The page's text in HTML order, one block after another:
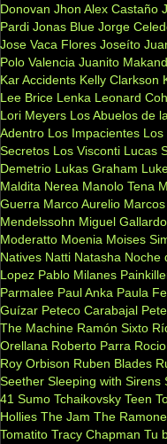
Donovan Jhon Alex Castaño
Pardi Jonas Blue Jorge
Jose Vaca Flores Joseíto
Polo Valencia Juanito
Kar Accidents Kelly Clarkson
Lee Brice Lenka Leonard
Lori Meyers Los Abuelos de
Adentro Los Impacientes Los
Secretos Los Visconti Lucas
Demetrio Lukas Graham
Maldita Nerea Manolo Tena
Guerra Marco Aurelio
Mendelssohn Miguel Gallardo
Moderatto Moenia Moises
Natives Natti Natasha Noche
Lopez Pablo Milanes
Parmalee Paul Anka Paula
Guízar Peteco Carabajal
The Machine Ramón Sixto
Orellana Roberto Parra
Roy Orbison Ruben Blades
Seether Sleeping with Sirens
41 Sumo Tchaikovsky Teen
Hollies The Jam The
Tomatito Tracy Chapman Tu